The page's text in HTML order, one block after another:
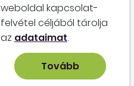
weboldal kapcso­lat­
felvétel céljából tárolja
az adataimat.